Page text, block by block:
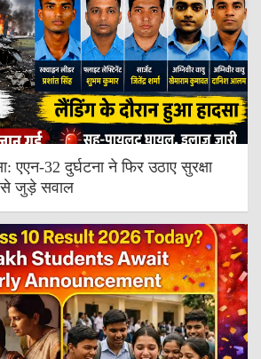
एएन-32 दुर्घटना ने फिर उठाए सुरक्षा
जुड़े सवाल